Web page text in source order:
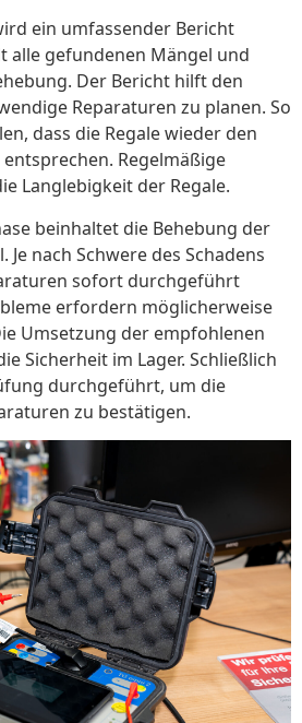
ein umfassender Bericht
alle gefundenen Mängel und
Der Bericht hilft den
Reparaturen zu planen. So
dass die Regale wieder den
Regelmäßige
Langlebigkeit der Regale.
beinhaltet die Behebung der
nach Schwere des Schadens
sofort durchgeführt
erfordern möglicherweise
Umsetzung der empfohlenen
Sicherheit im Lager. Schließlich
durchgeführt, um die
zu bestätigen.